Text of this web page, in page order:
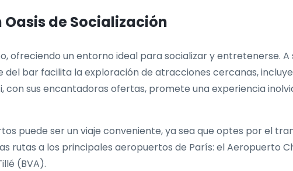
Oasis de Socialización
ofreciendo un entorno ideal para socializar y entretenerse. A
bar facilita la exploración de atracciones cercanas,
sus encantadoras ofertas, promete una experiencia
puede ser un viaje conveniente, ya sea que optes por el
rutas a los principales aeropuertos de París: el Aeropuerto
(BVA).